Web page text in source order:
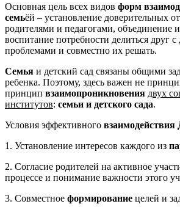
Основная цель всех видов форм
семьёй – установление доверительных
родителями и педагогами, объединение
воспитание потребности делиться друг
проблемами и совместно их решать.
Семья и детский сад связаны общими
ребенка. Поэтому, здесь важен не
принцип взаимопроникновения двух
институтов: семьи и детского сада.
Условия эффективного взаимодействия
1. Установление интересов каждого из
2. Согласие родителей на активное
процессе и понимание важности этого
3. Совместное формирование целей и